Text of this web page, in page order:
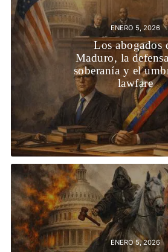
ENERO 5, 2026
Los abogados
Maduro, la
soberanía y el
lawfare
ENERO 5, 2026